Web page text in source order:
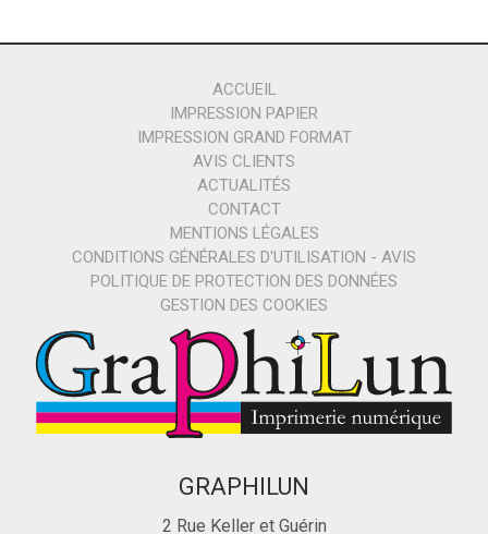
ACCUEIL
IMPRESSION PAPIER
IMPRESSION GRAND FORMAT
AVIS CLIENTS
ACTUALITÉS
CONTACT
MENTIONS LÉGALES
CONDITIONS GÉNÉRALES D'UTILISATION - AVIS
POLITIQUE DE PROTECTION DES DONNÉES
GESTION DES COOKIES
GRAPHILUN
2 Rue Keller et Guérin